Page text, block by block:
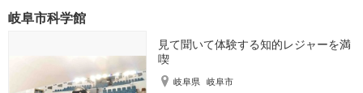
岐阜市科学館
見て聞いて体験する知的レジャーを満
喫
岐阜県 岐阜市